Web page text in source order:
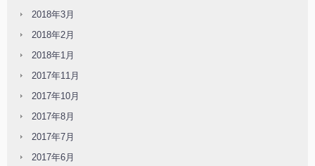
2018年3月
2018年2月
2018年1月
2017年11月
2017年10月
2017年8月
2017年7月
2017年6月